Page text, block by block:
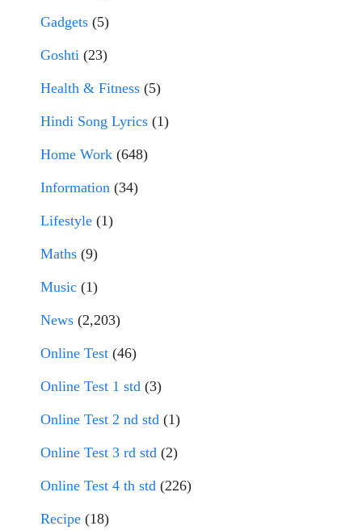
Gadgets (5)
Goshti (23)
Health & Fitness (5)
Hindi Song Lyrics (1)
Home Work (648)
Information (34)
Lifestyle (1)
Maths (9)
Music (1)
News (2,203)
Online Test (46)
Online Test 1 std (3)
Online Test 2 nd std (1)
Online Test 3 rd std (2)
Online Test 4 th std (226)
Recipe (18)